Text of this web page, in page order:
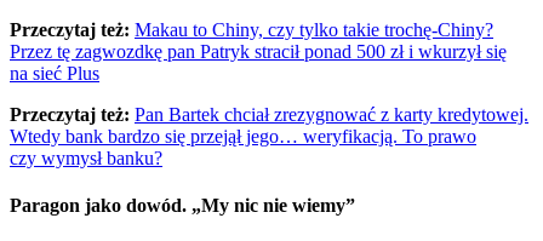
Przeczytaj też: Makau to Chiny, czy tylko takie trochę-Chiny?
Przez tę zagwozdkę pan Patryk stracił ponad 500 zł i wkurzył się
na sieć Plus
Przeczytaj też: Pan Bartek chciał zrezygnować z karty kredytowej.
Wtedy bank bardzo się przejął jego… weryfikacją. To prawo
czy wymysł banku?
Paragon jako dowód. „My nic nie wiemy”